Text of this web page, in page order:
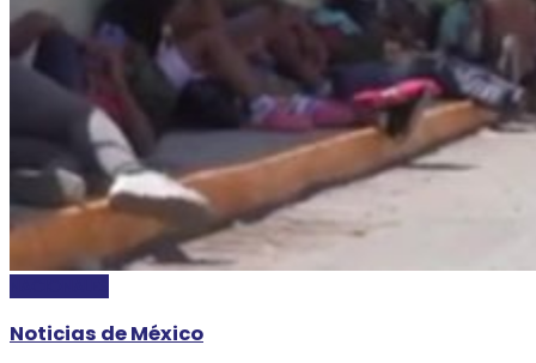
Noticias de México